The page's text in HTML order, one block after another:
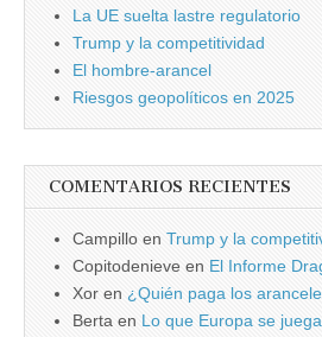
La UE suelta lastre regulatorio
Trump y la competitividad
El hombre-arancel
Riesgos geopolíticos en 2025
COMENTARIOS RECIENTES
Campillo en Trump y la
Copitodenieve en El Informe
Xor en ¿Quién paga los
Berta en Lo que Europa se